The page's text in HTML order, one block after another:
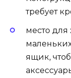
требует
место
ящик,